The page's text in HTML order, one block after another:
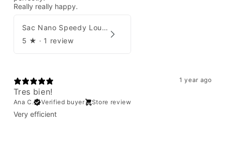
Really really happy.
Sac Nano Speedy Louis Vuitton X Yayoi Kusama
5 ★ · 1 review
1 year ago
Tres bien!
Ana C. Verified buyer Store review
Very efficient